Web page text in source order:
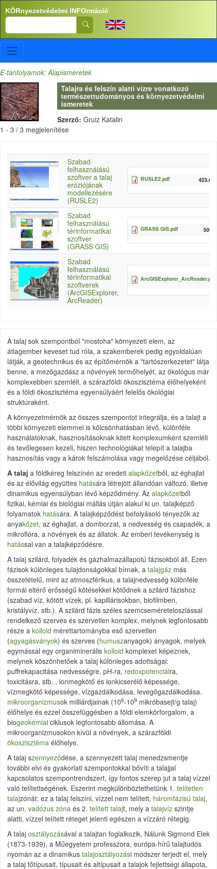
Ugrás a tartalomra
KÖRnyezetvédelmi INFOrmáció
Search
E-tanfolyamok: Alapismeretek
Talajra és felszín alatti vízre vonatkozó
természettudományos és környezetvédelmi
ismeretek
Szerző: Gruiz Katalin
1 - 3 / 3 megjelenítése
Szabad
felhasználású
szoftver a talaj
eróziójának
modellezésére
(RUSLE2)
RUSLE2.pdf 423.66
Szabad
felhasználású
térinformatikai
szoftver
(GRASS GIS)
GRASS GIS.pdf
Szabad
felhasználású
térinformatikai
szoftverek
(ArcGISExplorer,
ArcReader)
ArcGISExplorer_ArcReader.pdf
A talaj sok szempontból "mostoha" környezeti elem, az
átlagember keveset tud róla, a szakemberek pedig egyoldalúan
látják, a geotechnikus és az építőmérnök a "tartószerkezetet" látja
benne, a mezőgazdász a növények termőhelyét, az ökológus már
komplexebben szemléli, a szárazföldi ökoszisztéma élőhelyeként
és a földi ökoszisztéma egyensúlyáért felelős ökológiai
struktúraként.
A környezetmérnök az összes szempontot integrálja, és a talajt a
többi környezeti elemmel is kölcsönhatásban lévő, különféle
használatoknak, hasznosításoknak kitett komplexumként szemléli
és tevőlegesen kezeli, hiszen technológiákat telepít a talajba
hasznosítás vagy a károk felszámolása vagy megelőzése céljából.
A talaj a földkéreg felszínén az eredeti alapkőzetből, az éghajlat
és az élővilág együttes hatására létrejött állandóan változó, illetve
dinamikus egyensúlyban lévő képződmény. Az alapkőzetből
fizikai, kémiai és biológiai mállás útján alakul ki un. talajképző
folyamatok hatására. A talajképződést befolyásoló tényezők az
anyakőzet, az éghajlat, a domborzat, a nedvesség és csapadék, a
mikroflóra, a növények és az állatok. Az emberi tevékenység is
hatással van a talajképződésre.
A talaj szilárd, folyadék és gázhalmazállapotú fázisokból áll. Ezen
fázisok különleges tulajdonságokkal bírnak, a talajgáz más
összetételű, mint az atmoszférikus, a talajnedvesség különféle
formái eltérő erősségű kötésekkel kötődnek a szilárd fázishoz
(szabad víz, kötött vízek, pl. kapillárisokban, biofilmben,
kristályvíz, stb.). A szilárd fázis széles szemcseméreteloszlással
rendelkező szerves és szervetlen komplex, melynek legfontosabb
része a kolloid mérettartományba eső szervetlen
(agyagásványok) és szerves (humuszanyagok) anyagok, melyek
egymással egy organiminerális kolloid komplexet képeznek,
melynek köszönhetőek a talaj különleges adottságai:
puffrekapacitása nedvességre, pH-ra, redoxpotenciálra,
toxicitásra, stb. , ionmegkötő és ionkicserélő képessége,
vízmegkötő képessége, vízgazdálkodása, levegőgazdálkodása.
mikroorganizmusok milliárdjainak (106-109 mikróbasejt/g talaj)
élőhelye és ezzel összefüggésben a földi elemkörforgalom, a
biogeokémiai ciklusok legfontosabb állomása. A
mikroorganizmusokon kívül a növények, a szárazföldi
ökoszisztéma élőhelye.
A talaj szennyeződése, a szennyezett talaj menedzsmentje
további elvi és gyakorlati szempontokkal bővíti a talajjal
kapcsolatos szempontrendszert, így fontos szerep jut a talaj vízzel
való telítettségének. Eszerint megkülönböztethetünk 1. telítetlen
talajzónát: ez a talaj felszíni, vízzel nem telített, háromfázisú talaj,
az un. vadózus zóna és 2. telített talajt, mely a talajvíz szintje
alatti, vízzel telített réteget jelenti egészen a vízzáró rétegig.
A talaj osztályozásával a talajtan foglalkozik. Nálunk Sigmond Elek
(1873-1939), a Műegyetem professzora, európa-hírű talajtudós
nyomán az a dinamikus talajosztályozási módszer terjedt el, mely
a talaj főtípusait, típusait és altípusait a talajok fejlettségi állapota,